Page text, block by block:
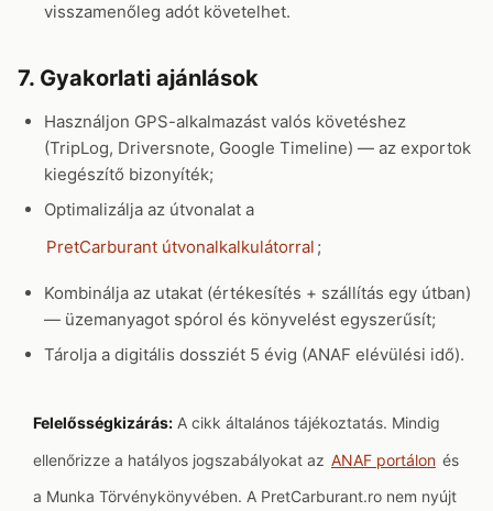
visszamenőleg adót követelhet.
7. Gyakorlati ajánlások
Használjon GPS-alkalmazást valós követéshez
(TripLog, Driversnote, Google Timeline) — az exportok
kiegészítő bizonyíték;
Optimalizálja az útvonalat a
PretCarburant útvonalkalkulátorral ;
Kombinálja az utakat (értékesítés + szállítás egy útban)
— üzemanyagot spórol és könyvelést egyszerűsít;
Tárolja a digitális dossziét 5 évig (ANAF elévülési idő).
Felelősségkizárás: A cikk általános tájékoztatás. Mindig
ellenőrizze a hatályos jogszabályokat az ANAF portálon és
a Munka Törvénykönyvében. A PretCarburant.ro nem nyújt